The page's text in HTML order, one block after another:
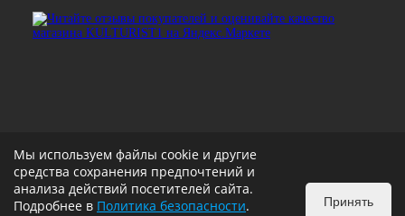
Мы используем файлы cookie и другие
средства сохранения предпочтений и
анализа действий посетителей сайта.
Подробнее в Политика безопасности.
Принять